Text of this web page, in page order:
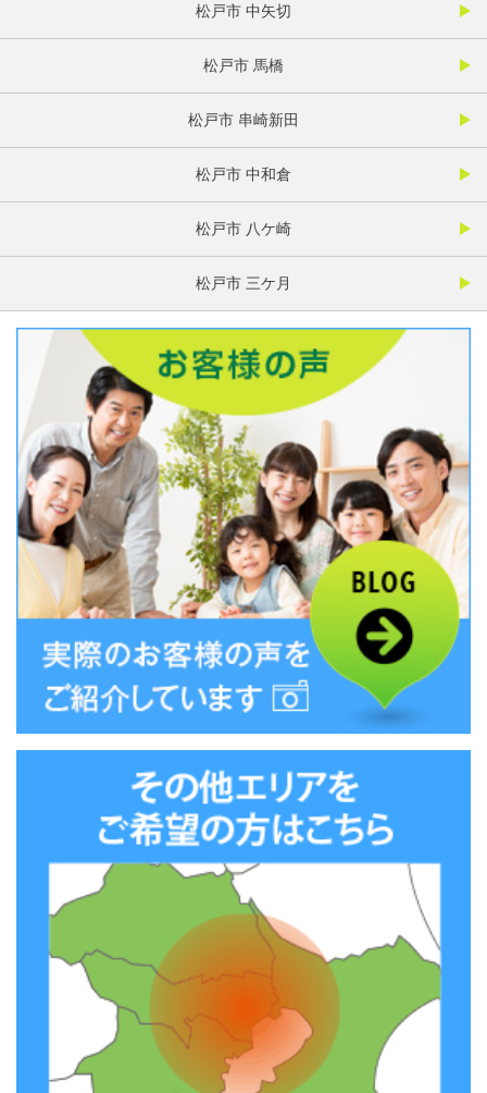
松戸市 中矢切
松戸市 馬橋
松戸市 串崎新田
松戸市 中和倉
松戸市 八ケ崎
松戸市 三ケ月